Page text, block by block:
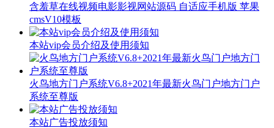
含羞草在线视频电影影视网站源码 自适应手机版 苹果
cmsV10模板
本站vip会员介绍及使用须知
火鸟地方门户系统V6.8+2021年最新火鸟门户地方门户
系统至尊版
本站广告投放须知